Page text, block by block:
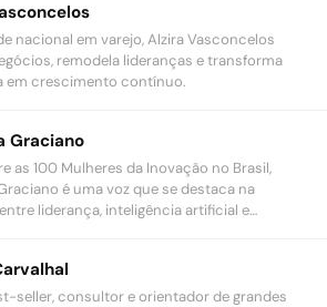
nacional em varejo, Alzira Vasconcelos
remodela lideranças e transforma
em crescimento contínuo.
Graciano
as 100 Mulheres da Inovação no Brasil,
é uma voz que se destaca na
liderança, inteligência artificial e
seller, consultor e orientador de grandes